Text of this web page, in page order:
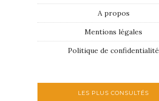
A propos
Mentions légales
Politique de confidentialité
LES PLUS CONSULTÉS